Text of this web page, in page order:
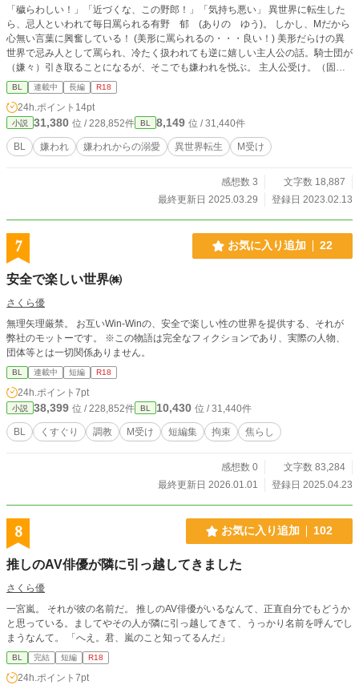
「穢らわしい！」「近づくな、この野郎！」「気持ち悪い」 異世界に転生した
ら、忌人といわれて毎日罵られる有野 郁 (ありの ゆう)。 しかし、Mだから
心無い言葉に興奮している！ (美形に罵られるの・・・良い！) 美形だらけの異
世界で忌み人として罵られ、冷たく扱われても逆に嬉しい主人公の話。騎士団が
（嫌々）引き取ることになるが、そこでも嫌われを悦ぶ。 主人公受け。（固定C
Pです） ドMな嫌われ異世界人受け×冷酷な副騎士団長攻め 初心者ですが、暖か
く応援していただけると嬉しいです。
BL 連載中 長編 R18
24h.ポイント 14pt
小説 31,380 位 / 228,852件 BL 8,149 位 / 31,440件
BL 嫌われ 嫌われからの溺愛 異世界転生 M受け
感想数 3
文字数 18,887
最終更新日 2025.03.29
登録日 2023.02.13
7 お気に入り追加 22
安全で楽しい世界㈱
さくら優
無理矢理厳禁。 お互いWin-Winの、安全で楽しい性の世界を提供する、それが
弊社のモットーです。 ※この物語は完全なフィクションであり、実際の人物、
団体等とは一切関係ありません。
BL 連載中 短編 R18
24h.ポイント 7pt
小説 38,399 位 / 228,852件 BL 10,430 位 / 31,440件
BL くすぐり 調教 M受け 短編集 拘束 焦らし
感想数 0
文字数 83,284
最終更新日 2026.01.01
登録日 2025.04.23
8 お気に入り追加 102
推しのAV俳優が隣に引っ越してきました
さくら優
一宮嵐。 それが彼の名前だ。 推しのAV俳優がいるなんて、正直自分でもどうか
と思っている。ましてやその人が隣に引っ越してきて、うっかり名前を呼んでし
まうなんて。 「へえ。君、嵐のこと知ってるんだ」
BL 完結 短編 R18
24h.ポイント 7pt